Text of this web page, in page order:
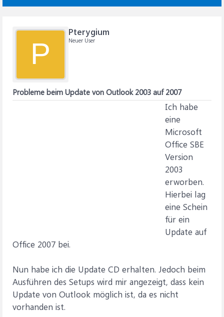
P
Pterygium
Neuer User
Probleme beim Update von Outlook 2003 auf 2007
Ich habe
eine
Microsoft
Office SBE
Version
2003
erworben.
Hierbei lag
eine Schein
für ein
Update auf
Office 2007 bei.
Nun habe ich die Update CD erhalten. Jedoch beim
Ausführen des Setups wird mir angezeigt, dass kein
Update von Outlook möglich ist, da es nicht
vorhanden ist.